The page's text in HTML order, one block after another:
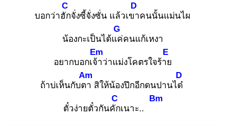
บอกว่าฮัก
C
จั่งซี้จั่งซั่น แล้วเขา
D
คนนั้นแม่นไผ
น้องกะเป็นได้แค่
G
คนแก้เหงา
อยากบอกเจ้า
Em
ว่าแม่งโคตรใจร้าย
E
ถ้าบ่เห็นกับตา
Am
สิให้น้องปึกอีกดนปานได๋
D
ตั๋วง่ายตั๋วกันคัก
C
เนาะ..
Bm